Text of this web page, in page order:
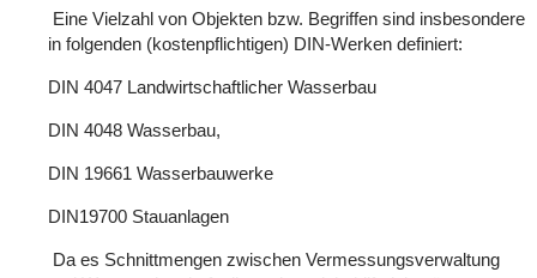
Eine Vielzahl von Objekten bzw. Begriffen sind insbesondere
in folgenden (kostenpflichtigen) DIN-Werken definiert:
DIN 4047 Landwirtschaftlicher Wasserbau
DIN 4048 Wasserbau,
DIN 19661 Wasserbauwerke
DIN19700 Stauanlagen
Da es Schnittmengen zwischen Vermessungsverwaltung